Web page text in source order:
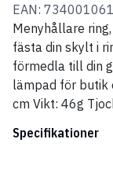
EAN:
Menyhållare
fästa din skylt i
förmedla till din
lämpad för butik
cm Vikt: 46g
Specifikationer